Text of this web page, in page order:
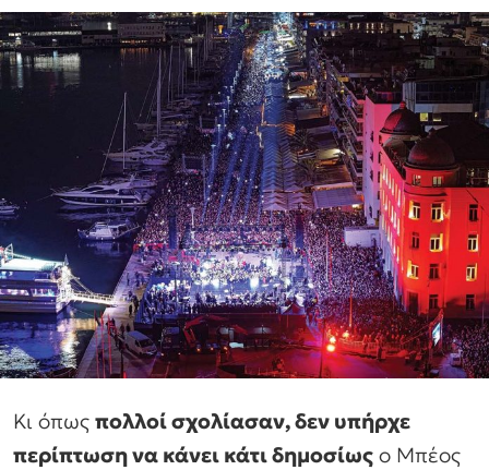
Κι όπως πολλοί σχολίασαν, δεν υπήρχε
περίπτωση να κάνει κάτι δημοσίως ο Μπέος